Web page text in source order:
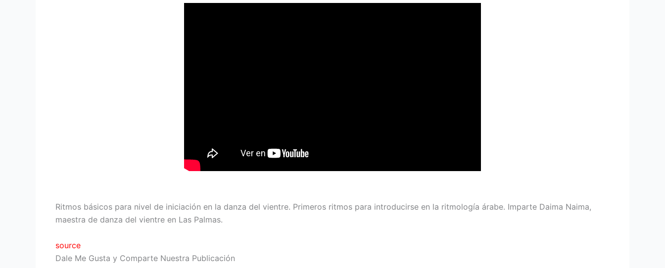
Ritmos básicos para nivel de iniciación en la danza del vientre. Primeros ritmos para introducirse en la ritmología árabe. Imparte Daima Naima,
maestra de danza del vientre en Las Palmas.
source
Dale Me Gusta y Comparte Nuestra Publicación